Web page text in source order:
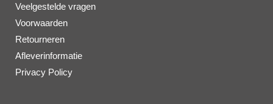
Veelgestelde vragen
Voorwaarden
Retourneren
Afleverinformatie
Privacy Policy